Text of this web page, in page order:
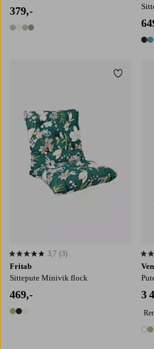
379,-
4 farger
5
Fritab
Sittepute Minivik flock
469,-
3 farger
3,7 basert på 3 karaktergivninger
3,7 (3)
Legg til
3
2
4,2